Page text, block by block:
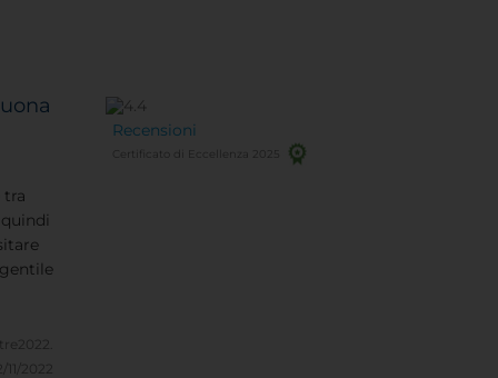
tra
11/2022
Recensioni
Certificato di Eccellenza 2025